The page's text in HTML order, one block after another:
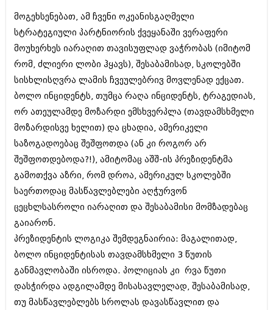
კულინარია
ავტორჩევები
ბელადები
ბიზნესსიახლეები
გვარები
თემიდას სასწორი
იუმორი
კალეიდოსკოპი
ჰოროსკოპი და შეუცნობელი
კრიმინალი
რომანი და დეტექტივი
სახალისო ამბები
შოუბიზნესი
დაიჯესტი
გვარები
თემიდას სასწორი
იუმორი
კალეიდოსკოპი
ჰოროსკოპი და შეუცნობელი
კრიმინალი
რომანი და დეტექტივი
სახალისო ამბები
შოუბიზნესი
დაიჯესტი
ქალი და მამაკაცი
ისტორია
მოგეხსენებათ, ამ ჩვენი ოკეანისგაღმელი
სტრატეგიული პარტნიორის ქვეყანაში ვერაფერი
მოუხერხეს იარაღით თავისუფლად ვაჭრობას (იმიტომ
რომ, ძლიერი ლობი ჰყავს), შესაბამისად, სკოლებში
სისხლისღვრა ლამის ჩვეულებრივ მოვლენად ექცათ.
ბოლო ინციდენტს, თუმცა რაღა ინციდენტს, ტრაგედიას,
ორ ათეულამდე მოზარდი ემსხვერპლა (თავდამსხმელი
მოზარდისვე ხელით) და ცხადია, ამერიკელი
საზოგადოებაც შეშფოთდა (ან კი როგორ არ
შეშფოთდებოდა?!), ამიტომაც აშშ-ის პრეზიდენტმა
გამოთქვა აზრი, რომ დროა, ამერიკულ სკოლებში
საერთოდაც მასწავლებლები აღჭურვონ
ცეცხლსასროლი იარაღით და შესაბამისი მომზადებაც
გაიარონ.
პრეზიდენტის ლოგიკა შემდეგნაირია: მაგალითად,
ბოლო ინციდენტისას თავდამსხმელი 3 წუთის
განმავლობაში ისროდა. პოლიციას კი რვა წუთი
დასჭირდა ადგილამდე მისასავლელად, შესაბამისად,
თუ მასწავლებლებს სროლას დავასწავლით და